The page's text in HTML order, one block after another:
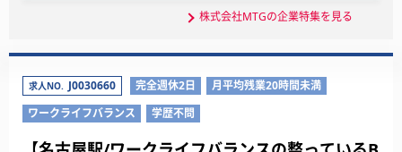
株式会社MTGの企業特集を見る
求人NO. J0030660 完全週休2日
月平均残業20時間未満
ワークライフバランス
学歴不問